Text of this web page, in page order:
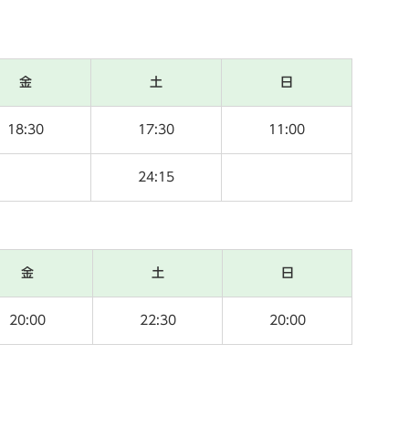
金 土 日
18:30 17:30 11:00
24:15
金 土 日
20:00 22:30 20:00